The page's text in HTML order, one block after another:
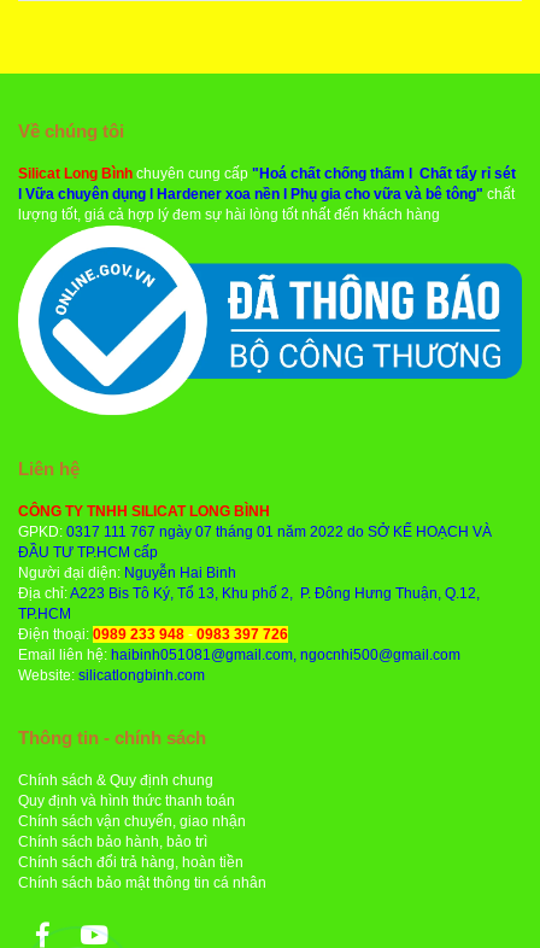
Về chúng tôi
Silicat Long Bình chuyên cung cấp " Hoá chất chống thấm
Chất tẩy rỉ sét
Vữa chuyên dụng Hardener xoa nền Phụ gia cho vữa và bê tông" chất
lượng tốt, giá cả hợp lý đem sự hài lòng tốt nhất đến khách hàng
Liên hệ
CÔNG TY TNHH SILICAT LONG BÌNH
GPKD: 0317 111 767 ngày 07 tháng 01 năm 2022 do SỞ KẾ HOẠCH VÀ
ĐẦU TƯ TP.HCM cấp
Người đại diện: Nguyễn Hai Binh
Địa chỉ:A223 Bis Tô Ký, Tổ 13, Khu phố 2, P. Đông Hưng Thuận, Q.12,
TP.HCM
Điện thoại: 0989 233 948 - 0983 397 726
Email liên hệ: haibinh051081@gmail.com, ngocnhi500@gmail.com
Website: silicatlongbinh.com
Thông tin - chính sách
Chính sách & Quy định chung
Quy định và hình thức thanh toán
Chính sách vận chuyển, giao nhận
Chính sách bảo hành, bảo trì
Chính sách đổi trả hàng, hoàn tiền
Chính sách bảo mật thông tin cá nhân